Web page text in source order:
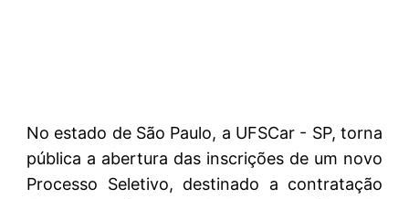
No estado de São Paulo, a UFSCar - SP, torna
pública a abertura das inscrições de um novo
Processo Seletivo, destinado a contratação